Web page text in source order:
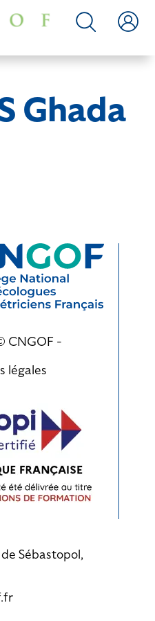
Ghada
CNGOF -
légales
Sébastopol,